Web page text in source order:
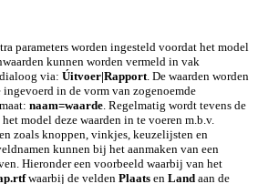
parameters worden ingesteld voordat het model
kunnen worden vermeld in vak
via: Úitvoer|Rapport. De waarden worden
in de vorm van zogenoemde
naam=waarde. Regelmatig wordt tevens de
model deze waarden in te voeren m.b.v.
zoals knoppen, vinkjes, keuzelijsten en
kunnen bij het aanmaken van een
Hieronder een voorbeeld waarbij van het
waarbij de velden Plaats en Land aan de